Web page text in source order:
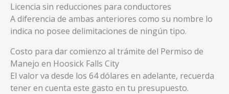
Licencia sin reducciones para conductores
A diferencia de ambas anteriores como su nombre lo
indica no posee delimitaciones de ningún tipo.
Costo para dar comienzo al trámite del Permiso de
Manejo en Hoosick Falls City
El valor va desde los 64 dólares en adelante, recuerda
tener en cuenta este gasto en tu presupuesto.